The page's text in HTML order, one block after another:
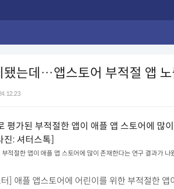
됐는데…앱스토어 부적절 앱 노
적절한 앱이 애플 앱 스토어에 많이 존재한다는 연구 결과가 나
] 애플 앱스토어에 어린이를 위한 부적절한